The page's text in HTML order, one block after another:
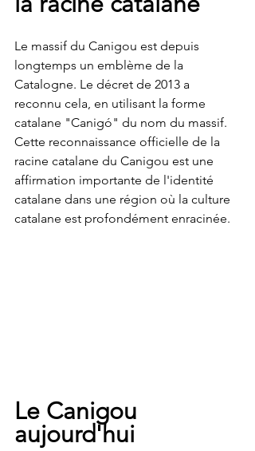
Le massif du Canigou est depuis
longtemps un emblème de la
Catalogne. Le décret de 2013 a
reconnu cela, en utilisant la forme
catalane "Canigó" du nom du massif.
Cette reconnaissance officielle de la
racine catalane du Canigou est une
affirmation importante de l'identité
catalane dans une région où la culture
catalane est profondément enracinée.
Le Canigou
aujourd'hui